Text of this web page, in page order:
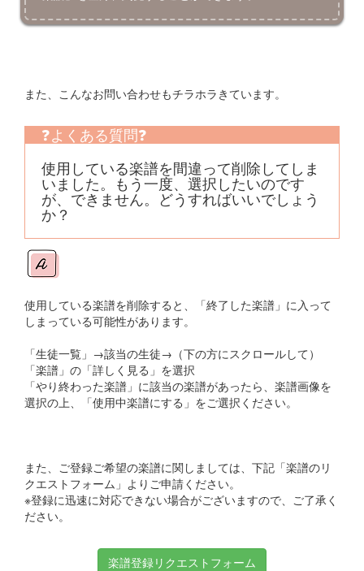
また、こんなお問い合わせもチラホラきています。
❓よくある質問❓
使用している楽譜を間違って削除してしま
いました。もう一度、選択したいのです
が、できません。どうすればいいでしょう
か？
使用している楽譜を削除すると、「終了した楽譜」に入って
しまっている可能性があります。
「生徒一覧」→該当の生徒→（下の方にスクロールして）
「楽譜」の「詳しく見る」を選択
「やり終わった楽譜」に該当の楽譜があったら、楽譜画像を
選択の上、「使用中楽譜にする」をご選択ください。
また、ご登録ご希望の楽譜に関しましては、下記「楽譜のリ
クエストフォーム」よりご申請ください。
※登録に迅速に対応できない場合がございますので、ご了承く
ださい。
楽譜登録リクエストフォーム